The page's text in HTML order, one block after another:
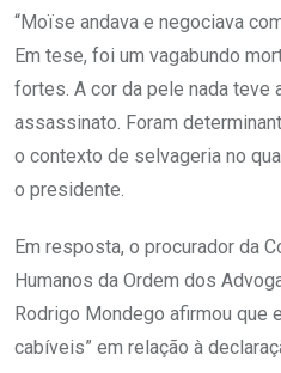
“Moïse andava e negociava
Em tese, foi um vagabundo
fortes. A cor da pele nada teve
assassinato. Foram
o contexto de selvageria no
o presidente.
Em resposta, o procurador da
Humanos da Ordem dos
Rodrigo Mondego afirmou que
cabíveis” em relação à